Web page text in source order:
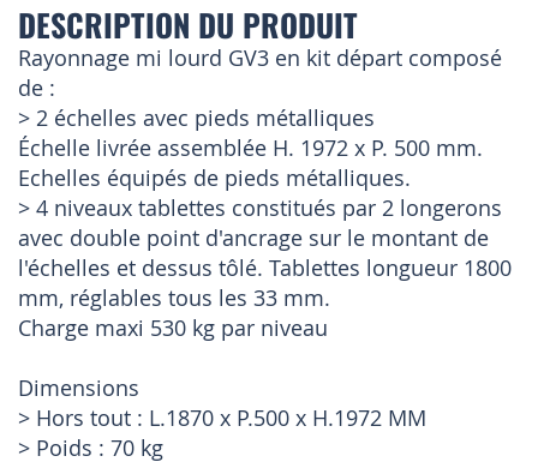
DESCRIPTION DU PRODUIT
Rayonnage mi lourd GV3 en kit départ composé
de :
> 2 échelles avec pieds métalliques
Échelle livrée assemblée H. 1972 x P. 500 mm.
Echelles équipés de pieds métalliques.
> 4 niveaux tablettes constitués par 2 longerons
avec double point d'ancrage sur le montant de
l'échelles et dessus tôlé. Tablettes longueur 1800
mm, réglables tous les 33 mm.
Charge maxi 530 kg par niveau
Dimensions
> Hors tout : L.1870 x P.500 x H.1972 MM
> Poids : 70 kg